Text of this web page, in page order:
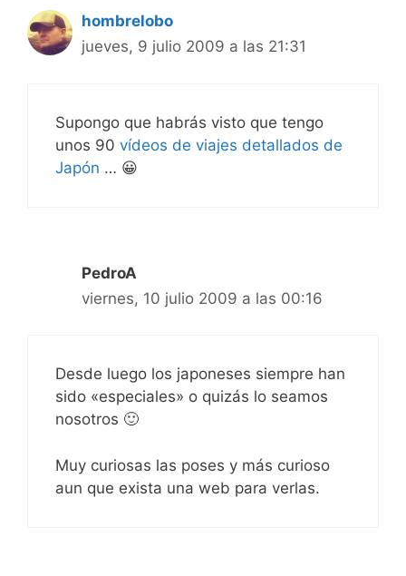
hombrelobo
jueves, 9 julio 2009 a las 21:31
Supongo que habrás visto que tengo
unos 90 vídeos de viajes detallados de
Japón … 😀
PedroA
viernes, 10 julio 2009 a las 00:16
Desde luego los japoneses siempre han
sido «especiales» o quizás lo seamos
nosotros 🙂
Muy curiosas las poses y más curioso
aun que exista una web para verlas.